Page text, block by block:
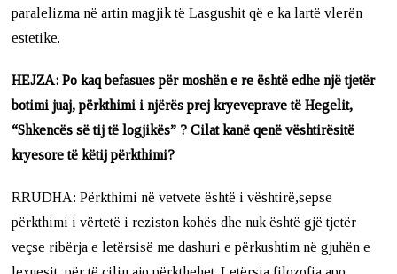
paralelizma në artin magjik të Lasgushit që e ka lartë vlerën
estetike.
HEJZA: Po kaq befasues për moshën e re është edhe një tjetër
botimi juaj, përkthimi i njërës prej kryeveprave të Hegelit,
“Shkencës së tij të logjikës” ? Cilat kanë qenë vështirësitë
kryesore të këtij përkthimi?
RRUDHA: Përkthimi në vetvete është i vështirë,sepse
përkthimi i vërtetë i reziston kohës dhe nuk është gjë tjetër
veçse ribërja e letërsisë me dashuri e përkushtim në gjuhën e